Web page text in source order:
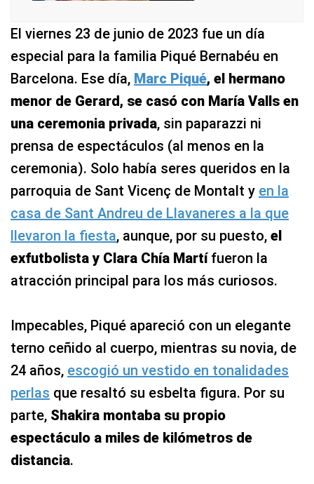
El viernes 23 de junio de 2023 fue un día
especial para la familia Piqué Bernabéu en
Barcelona. Ese día, Marc Piqué, el hermano
menor de Gerard, se casó con María Valls en
una ceremonia privada, sin paparazzi ni
prensa de espectáculos (al menos en la
ceremonia). Solo había seres queridos en la
parroquia de Sant Vicenç de Montalt y en la
casa de Sant Andreu de Llavaneres a la que
llevaron la fiesta, aunque, por su puesto, el
exfutbolista y Clara Chía Martífueron la
atracción principal para los más curiosos.
Impecables, Piqué apareció con un elegante
terno ceñido al cuerpo, mientras su novia, de
24 años, escogió un vestido en tonalidades
perlas que resaltó su esbelta figura. Por su
parte, Shakira montaba su propio
espectáculo a miles de kilómetros de
distancia.